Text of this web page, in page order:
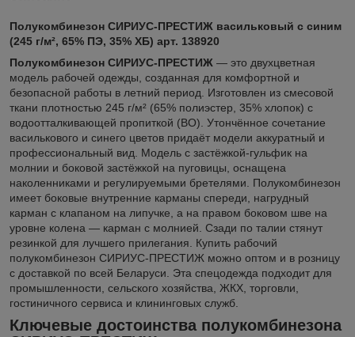
Полукомбинезон СИРИУС-ПРЕСТИЖ васильковый с синим
(245 г/м², 65% ПЭ, 35% ХБ) арт. 138920
Полукомбинезон СИРИУС-ПРЕСТИЖ — это двухцветная
модель рабочей одежды, созданная для комфортной и
безопасной работы в летний период. Изготовлен из смесовой
ткани плотностью 245 г/м² (65% полиэстер, 35% хлопок) с
водоотталкивающей пропиткой (ВО). Утончённое сочетание
василькового и синего цветов придаёт модели аккуратный и
профессиональный вид. Модель с застёжкой-гульфик на
молнии и боковой застёжкой на пуговицы, оснащена
наколенниками и регулируемыми бретелями. Полукомбинезон
имеет боковые внутренние карманы спереди, нагрудный
карман с клапаном на липучке, а на правом боковом шве на
уровне колена — карман с молнией. Сзади по талии стянут
резинкой для лучшего прилегания. Купить рабочий
полукомбинезон СИРИУС-ПРЕСТИЖ можно оптом и в розницу
с доставкой по всей Беларуси. Эта спецодежда подходит для
промышленности, сельского хозяйства, ЖКХ, торговли,
гостиничного сервиса и клининговых служб.
Ключевые достоинства полукомбинезона